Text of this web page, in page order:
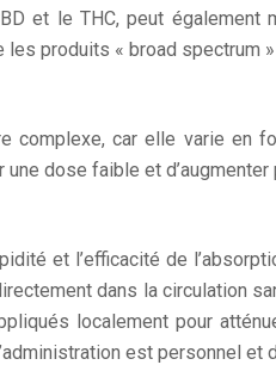
et le THC, peut
produits « broad spectrum
complexe, car elle varie en
dose faible et
et l’efficacité de
dans la circulation
localement pour
est personnel et